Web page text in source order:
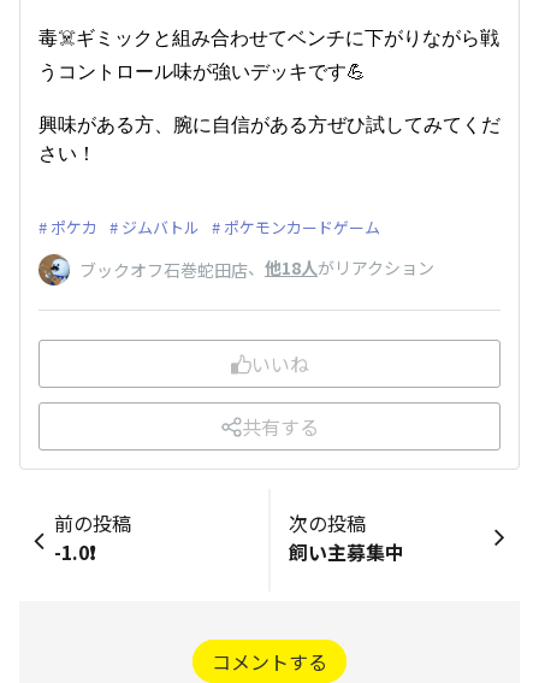
毒☠️ギミックと組み合わせてベンチに下がりながら戦
うコントロール味が強いデッキです💪
興味がある方、腕に自信がある方ぜひ試してみてくだ
さい！
ポケカ ジムバトル ポケモンカードゲーム
ブックオフ石巻蛇田店、 他18人がリアクション
いいね
共有する
前の投稿
-1.0❗️
次の投稿
飼い主募集中
コメントする